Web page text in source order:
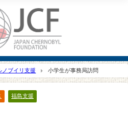
ノブイリ支援 小学生が事務局訪問
福島支援